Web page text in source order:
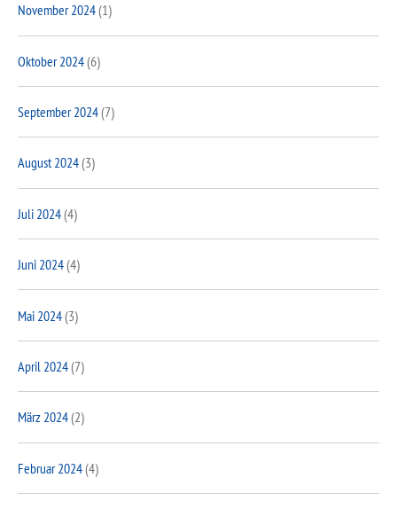
November 2024(1)
Oktober 2024(6)
September 2024(7)
August 2024(3)
Juli 2024(4)
Juni 2024(4)
Mai 2024(3)
April 2024(7)
März 2024(2)
Februar 2024(4)